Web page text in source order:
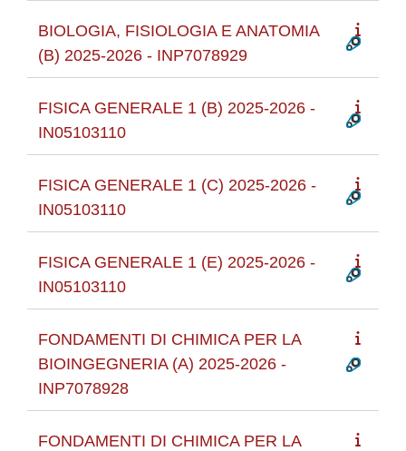
BIOLOGIA, FISIOLOGIA E ANATOMIA
(B) 2025-2026 - INP7078929
FISICA GENERALE 1 (B) 2025-2026 -
IN05103110
FISICA GENERALE 1 (C) 2025-2026 -
IN05103110
FISICA GENERALE 1 (E) 2025-2026 -
IN05103110
FONDAMENTI DI CHIMICA PER LA
BIOINGEGNERIA (A) 2025-2026 -
INP7078928
FONDAMENTI DI CHIMICA PER LA